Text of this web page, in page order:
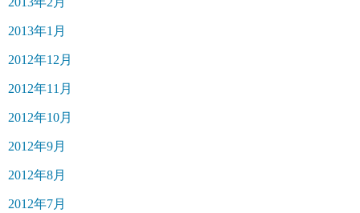
2013年1月
2012年12月
2012年11月
2012年10月
2012年9月
2012年8月
2012年7月